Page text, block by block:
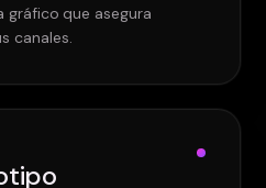
gráfico que asegura
canales.